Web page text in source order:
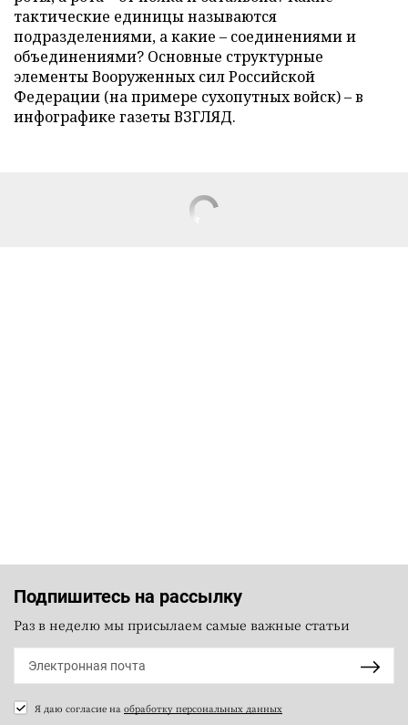
тактические единицы называются
подразделениями, а какие – соединениями и
объединениями? Основные структурные
элементы Вооруженных сил Российской
Федерации (на примере сухопутных войск) – в
инфографике газеты ВЗГЛЯД.
Подпишитесь на рассылку
Раз в неделю мы присылаем самые важные статьи
Я даю согласие на обработку персональных данных